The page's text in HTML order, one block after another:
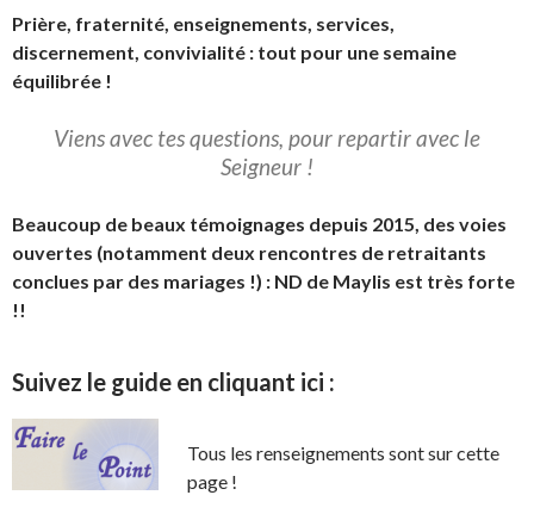
Prière, fraternité, enseignements, services,
discernement, convivialité : tout pour une semaine
équilibrée !
Viens avec tes questions, pour repartir avec le
Seigneur !
Beaucoup de beaux témoignages depuis 2015, des voies
ouvertes (notamment deux rencontres de retraitants
conclues par des mariages !) : ND de Maylis est très forte
!!
Suivez le guide en cliquant ici :
Tous les renseignements sont sur cette
page !